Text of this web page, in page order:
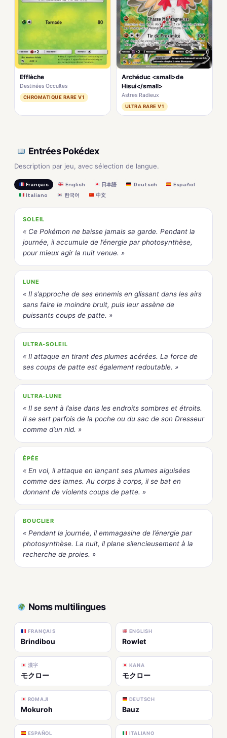
Efflèche
Destinées Occultes
CHROMATIQUE RARE V1
Archéduc <small>de
Hisui</small>
Astres Radieux
ULTRA RARE V1
Entrées Pokédex
Description par jeu, avec sélection de langue.
Français English 日本語 Deutsch
Español
Italiano
한국어 中文
SOLEIL
« Ce Pokémon ne baisse jamais sa garde. Pendant la
journée, il accumule de l’énergie par photosynthèse,
pour mieux agir la nuit venue. »
LUNE
« Il s’approche de ses ennemis en glissant dans les airs
sans faire le moindre bruit, puis leur assène de
puissants coups de patte. »
ULTRA-SOLEIL
« Il attaque en tirant des plumes acérées. La force de
ses coups de patte est également redoutable. »
ULTRA-LUNE
« Il se sent à l’aise dans les endroits sombres et étroits.
Il se sert parfois de la poche ou du sac de son Dresseur
comme d’un nid. »
ÉPÉE
« En vol, il attaque en lançant ses plumes aiguisées
comme des lames. Au corps à corps, il se bat en
donnant de violents coups de patte. »
BOUCLIER
« Pendant la journée, il emmagasine de l’énergie par
photosynthèse. La nuit, il plane silencieusement à la
recherche de proies. »
Noms multilingues
FRANÇAIS
Brindibou
ENGLISH
Rowlet
漢字
モクロー
KANA
モクロー
ROMAJI
Mokuroh
DEUTSCH
Bauz
ESPAÑOL ITALIANO